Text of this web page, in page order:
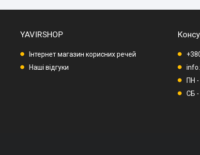
YAVIRSHOP
Інтернет магазин корисних речей
Наші відгуки
ПН -
СБ -